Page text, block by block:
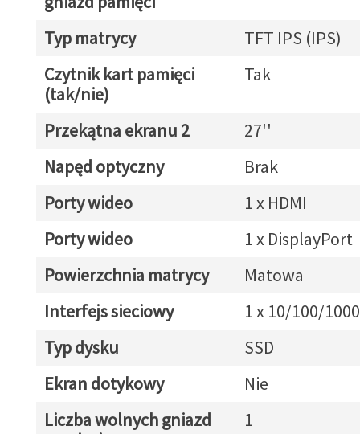
Typ matrycy
TFT IPS (IPS)
Czytnik kart pamięci
(tak/nie)
Tak
Przekątna ekranu 2
27''
Napęd optyczny
Brak
Porty wideo
1 x HDMI
Porty wideo
1 x DisplayPort
Powierzchnia matrycy
Matowa
Interfejs sieciowy
1 x 10/100/
Typ dysku
SSD
Ekran dotykowy
Nie
Liczba wolnych gniazd
1